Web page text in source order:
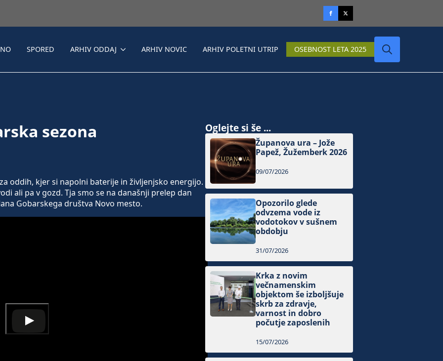
SPORED ARHIV ODDAJ ARHIV NOVIC ARHIV POLETNI UTRIP OSEBNOST LETA 2025
sezona
oddih, kjer si napolni baterije in življenjsko energijo.
ali pa v gozd. Tja smo se na današnji prelep dan
Gobarskega društva Novo mesto.
Oglejte si še ...
Županova ura – Jože
Papež, Žužemberk 2026
09/07/2026
Opozorilo glede
odvzema vode iz
vodotokov v sušnem
obdobju
31/07/2026
Krka z novim
večnamenskim
objektom še izboljšuje
skrb za zdravje,
varnost in dobro
počutje zaposlenih
15/07/2026